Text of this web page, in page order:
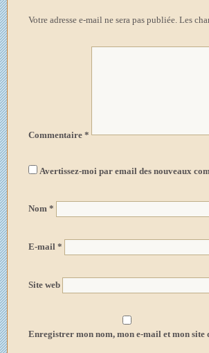
Votre adresse e-mail ne sera pas publiée. Les
Commentaire *
Avertissez-moi par email des nouveaux
Nom *
E-mail *
Site web
Enregistrer mon nom, mon e-mail et mon